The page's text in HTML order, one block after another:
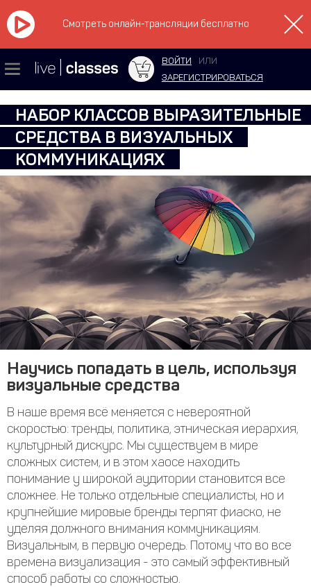
Смотреть онлайн-трансляции бесплатно
ВОЙТИ
ИЛИ
ЗАРЕГИСТРИРОВАТЬСЯ
НАБОР КЛАССОВ ВЫРАЗИТЕЛЬНЫЕ
СРЕДСТВА В ВИЗУАЛЬНЫХ
КОММУНИКАЦИЯХ
Научись попадать в цель, используя
визуальные средства
В наше время всё меняется с невероятной
скоростью: тренды, политика, этническая иерархия,
культурный дискурс. Мы существуем в мире
сложных систем, и в этом хаосе находить
понимание у широкой аудитории становится все
сложнее. Не только отдельные специалисты, но и
крупнейшие мировые бренды терпят фиаско, не
уделяя должного внимания коммуникациям.
Визуальным, в первую очередь. Потому что во все
времена визуализация - это самый эффективный
способ работы со сложностью.